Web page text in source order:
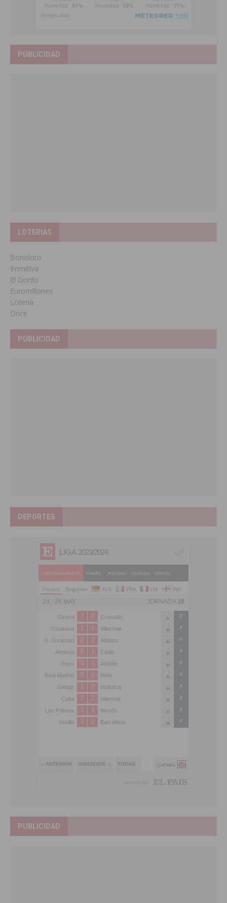
PUBLICIDAD
LOTERIAS
Bonoloto
Primitiva
El Gordo
Euromillones
Loteria
Once
PUBLICIDAD
DEPORTES
PUBLICIDAD